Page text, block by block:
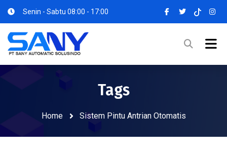
Senin - Sabtu 08:00 - 17:00
Tags
Home Sistem Pintu Antrian Otomatis